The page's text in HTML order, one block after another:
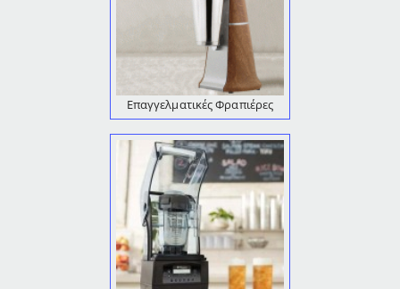
Επαγγελματικές Φραπιέρες